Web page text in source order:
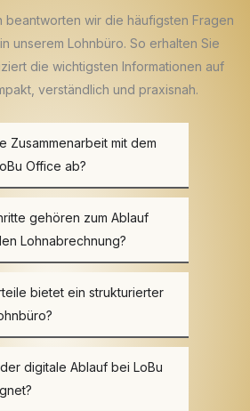
beantworten wir die häufigsten Fragen
unserem Lohnbüro. So erhalten Sie
die wichtigsten Informationen auf
verständlich und praxisnah.
Zusammenarbeit mit dem
Office ab?
gehören zum Ablauf
Lohnabrechnung?
bietet ein strukturierter
digitale Ablauf bei LoBu